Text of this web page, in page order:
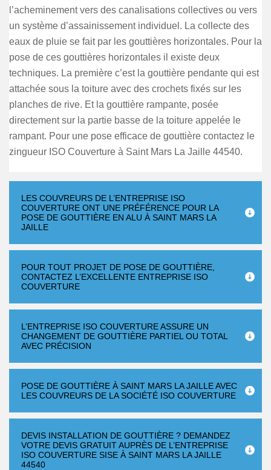
l’acheminement vers des canalisations collectives ou vers
un système d’assainissement individuel. La collecte des
eaux de pluie se fait par les gouttières horizontales. Pour la
pose de ces gouttières horizontales il existe deux
techniques. La première c’est la gouttière pendante qui est
attachée sous la toiture avec des crochets fixés sur les
planches de rive. Et la gouttière rampante, posée
directement sur la partie basse de la toiture appelée le
rampant. Pour une pose efficace de gouttière contactez le
zingueur ISO Couverture à Saint Mars La Jaille 44540.
LES COUVREURS DE L’ENTREPRISE ISO
COUVERTURE ONT UNE PRÉFÉRENCE POUR LA
POSE DE GOUTTIÈRE EN ALU À SAINT MARS LA
JAILLE
POUR TOUT PROJET DE POSE DE GOUTTIÈRE,
CONTACTEZ L’EXCELLENTE ENTREPRISE ISO
COUVERTURE
L’ENTREPRISE ISO COUVERTURE ASSURE UN
CHANGEMENT DE GOUTTIÈRE PARTIEL OU TOTAL
AVEC PRÉCISION
POSE DE GOUTTIÈRE À SAINT MARS LA JAILLE AVEC
LES COUVREURS DE LA SOCIÉTÉ ISO COUVERTURE
DEVIS INSTALLATION DE GOUTTIÈRE ? DEMANDEZ
VOTRE DEVIS GRATUIT AUPRÈS DE L’ENTREPRISE
ISO COUVERTURE SISE À SAINT MARS LA JAILLE
44540